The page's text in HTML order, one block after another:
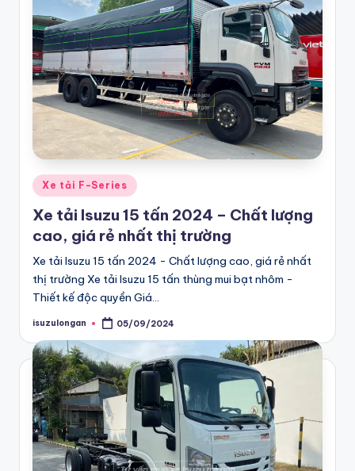
U
y
T
ín
-
T
m
m
u
a
x
e
t
ả
Is
u
Posted
in
Xe tải F-Series
Xe tải Isuzu 15 tấn 2024 – Chất lượng
cao, giá rẻ nhất thị trường
Xe tải Isuzu 15 tấn 2024 - Chất lượng cao, giá rẻ nhất
thị trường Xe tải Isuzu 15 tấn thùng mui bạt nhôm -
Thiết kế độc quyền Giá…
Posted
isuzulongan 05/09/2024